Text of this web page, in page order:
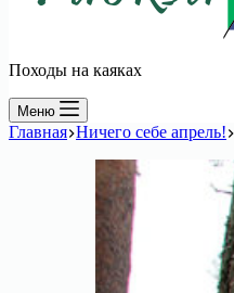
Походы на каяках
Меню
Главная Ничего себе апрель!